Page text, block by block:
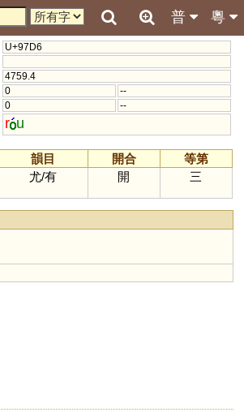
粵
普
U+97D6
4759.4
0
--
0
--
r u
韻目 開合
等第
尤/有 開 三